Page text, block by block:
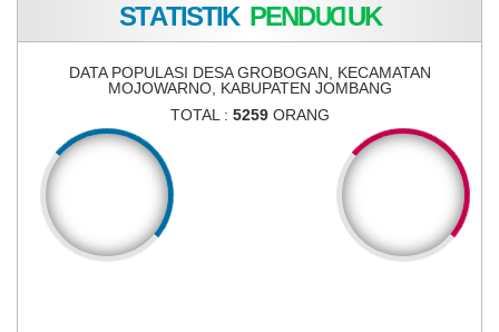
STATISTIK PENDUDUK
DATA POPULASI DESA GROBOGAN, KECAMATAN
MOJOWARNO, KABUPATEN JOMBANG
TOTAL : 5259ORANG